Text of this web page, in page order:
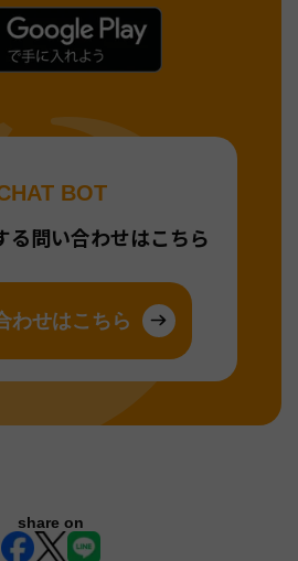
BOT
る問い合わせはこちら
わせはこちら
share on